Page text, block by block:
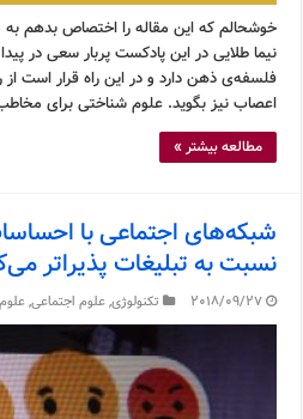
خوشحالم که این مقاله را اختصاص بدهم
نیما طلایی در این پادکست پربار سعی در
فلسفه‌ی ذهن دارد و در این راه قرار است
اعصاب نیز بگوید. علوم شناختی برای
مطالعه بیشتر »
شبکه‌های اجتماعی با
نسبت به تبلیغات پذیراتر
2018/09/27 تکنولوژی,علوم اجتماعی,